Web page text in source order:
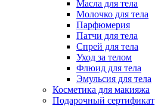
Масла для тела
Молочко для тела
Парфюмерия
Патчи для тела
Спрей для тела
Уход за телом
Флюид для тела
Эмульсия для тела
Косметика для макияжа
Подарочный сертификат